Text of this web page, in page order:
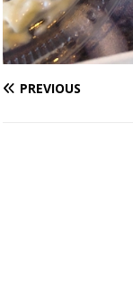
PREVIOUS